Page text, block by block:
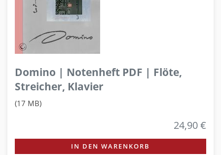
Domino | Notenheft PDF | Flöte,
Streicher, Klavier
(17 MB)
24,90 €
IN DEN WARENKORB